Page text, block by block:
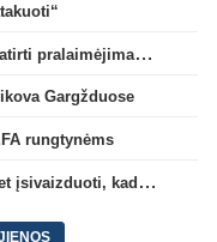
Lietuvos klubų pasirodymai Europoje: patirti pralaimėjimai Kroatijos atstovams
Gargžduose
rungtynėms
M. Capanas: „Prieš pusmetį negalėjau net įsivaizduoti, kad žaisime prieš „Hajduk“